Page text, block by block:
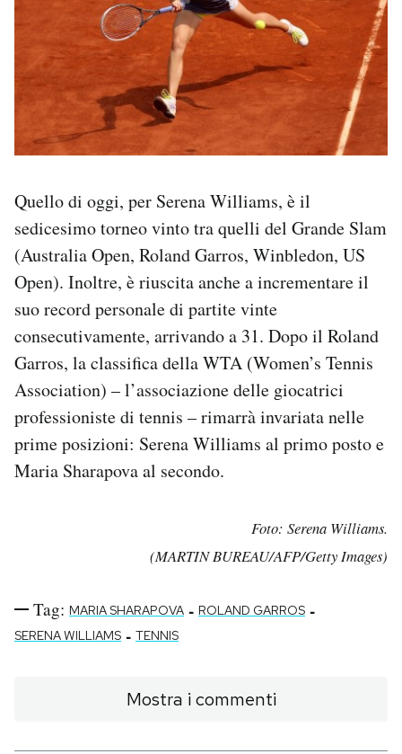
Hai bisogno di aiuto?
Quello di oggi, per Serena Williams, è il
sedicesimo torneo vinto tra quelli del Grande Slam
(Australia Open, Roland Garros, Winbledon, US
Open). Inoltre, è riuscita anche a incrementare il
suo record personale di partite vinte
consecutivamente, arrivando a 31. Dopo il Roland
Garros, la classifica della WTA (Women’s Tennis
Association) – l’associazione delle giocatrici
professioniste di tennis – rimarrà invariata nelle
prime posizioni: Serena Williams al primo posto e
Maria Sharapova al secondo.
Foto: Serena Williams.
(MARTIN BUREAU/AFP/Getty Images)
Tag: MARIA SHARAPOVA - ROLAND GARROS -
SERENA WILLIAMS - TENNIS
Mostra i commenti